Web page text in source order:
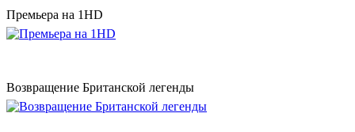
Премьера на 1HD
Возвращение Британской легенды